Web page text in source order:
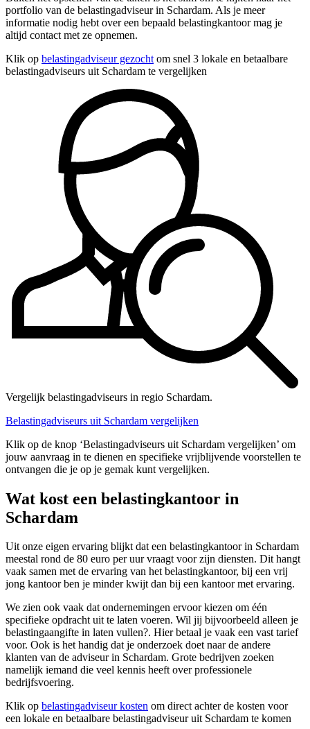
portfolio van de belastingadviseur in Schardam. Als je meer
informatie nodig hebt over een bepaald belastingkantoor mag je
altijd contact met ze opnemen.
Klik op belastingadviseur gezocht om snel 3 lokale en betaalbare
belastingadviseurs uit Schardam te vergelijken
Vergelijk belastingadviseurs in regio Schardam.
Belastingadviseurs uit Schardam vergelijken
Klik op de knop ‘Belastingadviseurs uit Schardam vergelijken’ om
jouw aanvraag in te dienen en specifieke vrijblijvende voorstellen te
ontvangen die je op je gemak kunt vergelijken.
Wat kost een belastingkantoor in
Schardam
Uit onze eigen ervaring blijkt dat een belastingkantoor in Schardam
meestal rond de 80 euro per uur vraagt voor zijn diensten. Dit hangt
vaak samen met de ervaring van het belastingkantoor, bij een vrij
jong kantoor ben je minder kwijt dan bij een kantoor met ervaring.
We zien ook vaak dat ondernemingen ervoor kiezen om één
specifieke opdracht uit te laten voeren. Wil jij bijvoorbeeld alleen je
belastingaangifte in laten vullen?. Hier betaal je vaak een vast tarief
voor. Ook is het handig dat je onderzoek doet naar de andere
klanten van de adviseur in Schardam. Grote bedrijven zoeken
namelijk iemand die veel kennis heeft over professionele
bedrijfsvoering.
Klik op belastingadviseur kosten om direct achter de kosten voor
een lokale en betaalbare belastingadviseur uit Schardam te komen